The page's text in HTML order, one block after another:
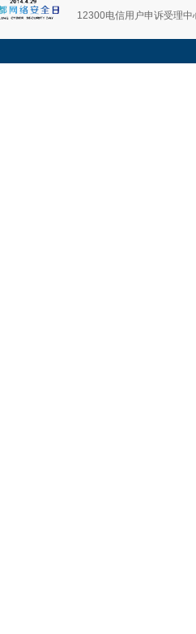
12300电信用户申诉受理中